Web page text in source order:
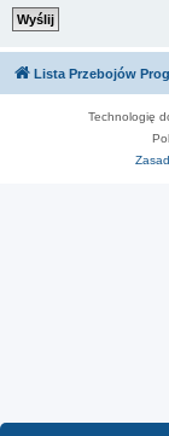
Lista Przebojów
Technologię